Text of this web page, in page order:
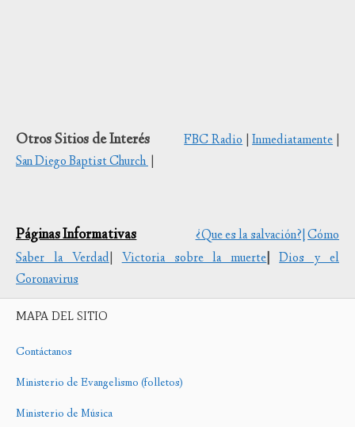
Otros Sitios de Interés FBC Radio|Inmediatamente
San Diego Baptist Church
Páginas Informativas ¿Que es la salvación?|Cómo
Saber la Verdad|Victoria sobre la muerte|
Dios y el
Coronavirus
MAPA DEL SITIO
Contáctanos
Ministerio de Evangelismo (folletos)
Ministerio de Música